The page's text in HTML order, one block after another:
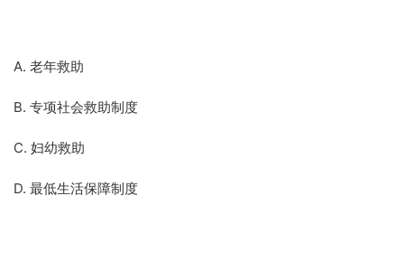
A. 老年救助
B. 专项社会救助制度
C. 妇幼救助
D. 最低生活保障制度